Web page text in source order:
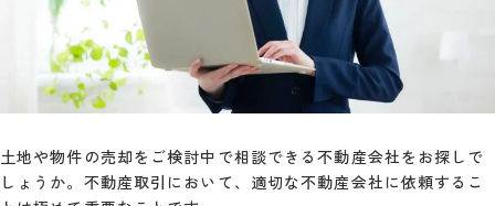
土地や物件の売却をご検討中で相談できる不動産会社をお探しで
しょうか。不動産取引において、適切な不動産会社に依頼するこ